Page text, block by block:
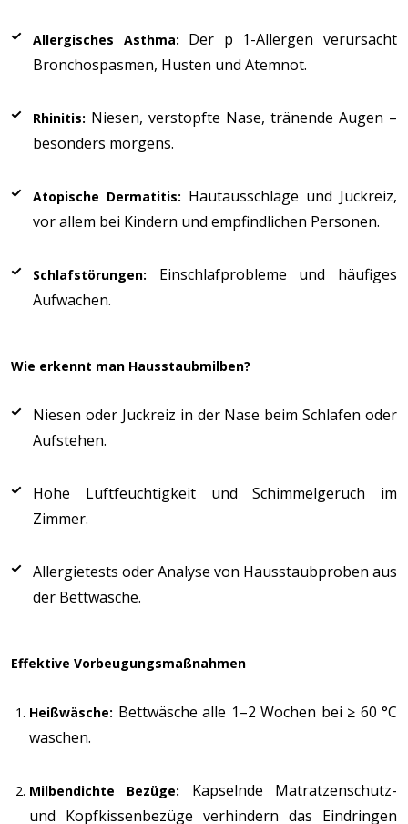
Allergisches Asthma:
Der p 1-Allergen verursacht
Bronchospasmen, Husten und Atemnot.
Rhinitis: Niesen, verstopfte Nase, tränende Augen –
besonders morgens.
Atopische Dermatitis: Hautausschläge und Juckreiz,
vor allem bei Kindern und empfindlichen Personen.
Schlafstörungen:
Einschlafprobleme und häufiges
Aufwachen.
Wie erkennt man Hausstaubmilben?
Niesen oder Juckreiz in der Nase beim Schlafen oder
Aufstehen.
Hohe Luftfeuchtigkeit und Schimmelgeruch im
Zimmer.
Allergietests oder Analyse von Hausstaubproben aus
der Bettwäsche.
Effektive Vorbeugungsmaßnahmen
Heißwäsche: Bettwäsche alle 1–2 Wochen bei ≥ 60 °C
waschen.
Milbendichte Bezüge:
Kapselnde Matratzenschutz-
und Kopfkissenbezüge verhindern das Eindringen